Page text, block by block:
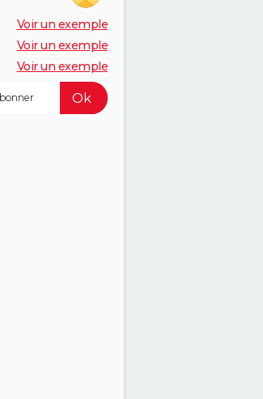
Voir un exemple
Voir un exemple
Voir un exemple